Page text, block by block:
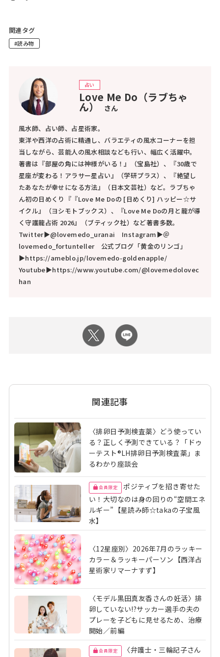
関連タグ
#読み物
占い
Love Me Do（ラブちゃ
ん） さん
風水師、占い師、占星術家。
東洋や西洋の占術に精通し、バラエティの風水コーナーを担
当しながら、芸能人の風水相談なども行い、幅広く活躍中。
著書は『部屋の角には神様がいる！』（宝島社）、『30歳で
星座が変わる！アラサー星占い』（学研プラス）、『絶望し
たあなたが幸せになる方法』（日本文芸社）など。ラブちゃ
ん初の日めくり『『Love Me Doの [日めくり] ハッピー☆サ
イクル』（ヨシモトブックス）、『Love Me Doの月と龍が導
く守護龍占術 2026』（ブティック社）など著書多数。
Twitter▶@lovemedo_uranai Instagram▶＠
lovemedo_fortunteller 公式ブログ「黄金のリンゴ」
▶https://ameblo.jp/lovemedo-goldenapple/
Youtube▶https://www.youtube.com/@lovemedolovec
han
関連記事
〈排卵日予測検査薬〉どう使ってい
る？正しく予測できている？「ドゥ
ーテスト®LH排卵日予測検査薬」ま
るわかり座談会
会員限定
ポジティブを招き寄せた
い！大切なのは身の回りの“空間エネ
ルギー”【星読み師☆takaの子宝風
水】
〈12星座別〉2026年7月のラッキー
カラー＆ラッキーパーソン【西洋占
星術家リマーナすず】
〈モデル黒田真友香さんの妊活〉排
卵していない!?サッカー選手の夫の
プレーを子どもに見せるため、治療
開始／前編
会員限定
〈弁護士・三輪記子さん